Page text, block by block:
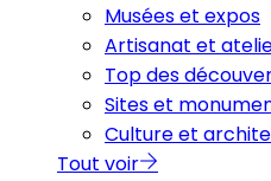
Musées et expos
Artisanat et
Top des
Sites et
Culture et
Tout voir